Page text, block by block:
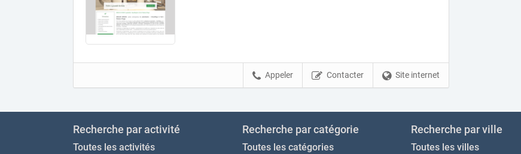
Site internet
Contacter
Appeler
Recherche par activité
Toutes les activités
Recherche par catégorie
Toutes les catégories
Recherche par ville
Toutes les villes